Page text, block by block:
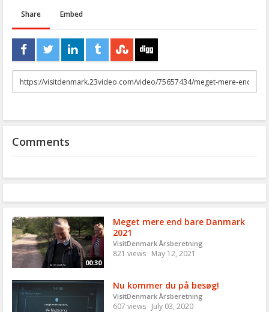
Share Embed
URL
to
Comments
00:30
Meget mere end bare Danmark
2021
VisitDenmark Årsberetning
821 views May 12, 2021
Nu kommer du på besøg!
VisitDenmark Årsberetning
607 views July 03, 2020